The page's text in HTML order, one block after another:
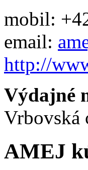
mobil:
email:
http://
Výdajné
Vrbovská
AMEJ